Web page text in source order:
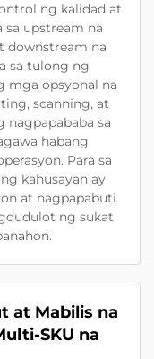
ng kalidad at
sa upstream na
downstream na
sa tulong ng
mga opsyonal na
scanning, at
nagpapababa sa
habang
Para sa
kahusayan ay
at nagpapabuti
ng sukat
at Mabilis na
SKU na